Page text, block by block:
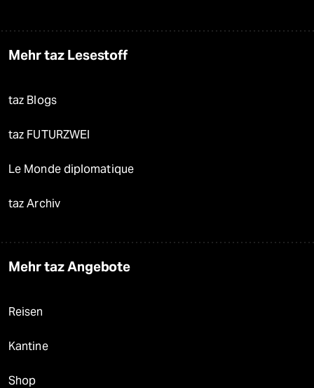
Mehr taz Lesestoff
taz Blogs
taz FUTURZWEI
Le Monde diplomatique
taz Archiv
Mehr taz Angebote
Reisen
Kantine
Shop